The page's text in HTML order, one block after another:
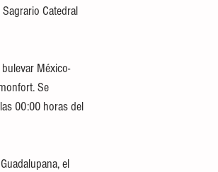
Catedral
México-
Se
00:00 horas del
el